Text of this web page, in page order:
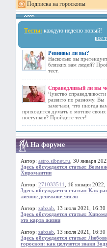
Подписка на гороскопы
Тесты: каждую неделю новый!
все
Ревнивы ли вы?
Насколько вы
близких вам людей?
тест.
Справедливый ли вы
Чувство справедливости
развито по разному. Вы
замечали, что иногда
приходится думать о мотиве своих
поступков? Пройдите тест!
На форуме
Автор: astro.sibnet.ru , 30 января
Здесь обсуждается статья:
Хиромантии
Автор: 271033511
, 16 января
Здесь обсуждается статья: Как
личное денежное число
Автор: zabzab , 13 июля 2021, 16:30
Здесь обсуждается статья:
это карта жизни
Автор: zabzab , 13 июля 2021, 16:30
Здесь обсуждается статья:
гороскоп: как целуются знаки